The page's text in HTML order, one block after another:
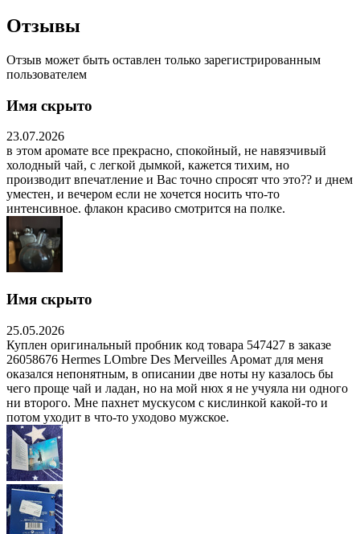
Отзывы
Отзыв может быть оставлен только зарегистрированным
пользователем
Имя скрыто
23.07.2026
в этом аромате все прекрасно, спокойный, не навязчивый
холодный чай, с легкой дымкой, кажется тихим, но
производит впечатление и Вас точно спросят что это?? и днем
уместен, и вечером если не хочется носить что-то
интенсивное. флакон красиво смотрится на полке.
Имя скрыто
25.05.2026
Куплен оригинальный пробник код товара 547427 в заказе
26058676 Hermes LOmbre Des Merveilles Аромат для меня
оказался непонятным, в описании две ноты ну казалось бы
чего проще чай и ладан, но на мой нюх я не учуяла ни одного
ни второго. Мне пахнет мускусом с кислинкой какой-то и
потом уходит в что-то уходово мужское.